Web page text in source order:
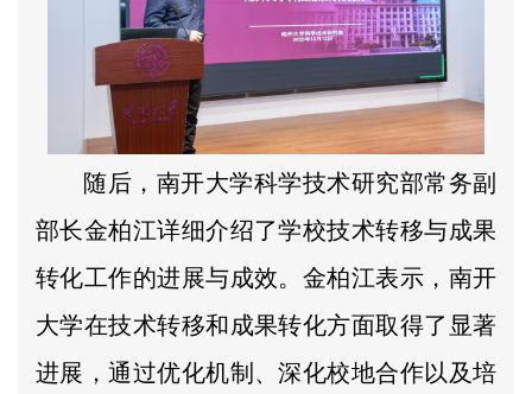
随后，南开大学科学技术研究部常务副
部长金柏江详细介绍了学校技术转移与成果
转化工作的进展与成效。金柏江表示，南开
大学在技术转移和成果转化方面取得了显著
进展，通过优化机制、深化校地合作以及培